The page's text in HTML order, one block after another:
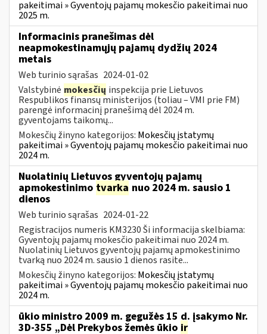
pakeitimai » Gyventojų pajamų mokesčio pakeitimai nuo
2025 m.
Informacinis pranešimas dėl
neapmokestinamųjų pajamų dydžių 2024
metais
Web turinio sąrašas 2024-01-02
Valstybinė mokesčių inspekcija prie Lietuvos
Respublikos finansų ministerijos (toliau – VMI prie FM)
parengė informacinį pranešimą dėl 2024 m.
gyventojams taikomų...
Mokesčių žinyno kategorijos: Mokesčių įstatymų
pakeitimai » Gyventojų pajamų mokesčio pakeitimai nuo
2024 m.
Nuolatinių Lietuvos gyventojų pajamų
apmokestinimo tvarka nuo 2024 m. sausio 1
dienos
Web turinio sąrašas 2024-01-22
Registracijos numeris KM3230 Ši informacija skelbiama:
Gyventojų pajamų mokesčio pakeitimai nuo 2024 m.
Nuolatinių Lietuvos gyventojų pajamų apmokestinimo
tvarką nuo 2024 m. sausio 1 dienos rasite...
Mokesčių žinyno kategorijos: Mokesčių įstatymų
pakeitimai » Gyventojų pajamų mokesčio pakeitimai nuo
2024 m.
ūkio ministro 2009 m. gegužės 15 d. įsakymo Nr.
3D-355 „Dėl Prekybos žemės ūkio ir